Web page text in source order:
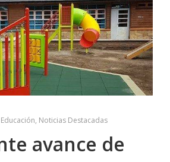
Educación, Noticias Destacadas
avance de